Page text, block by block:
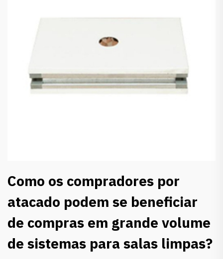
Como os compradores por
atacado podem se beneficiar
de compras em grande volume
de sistemas para salas limpas?